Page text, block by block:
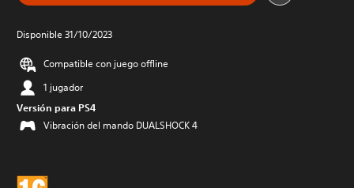
Disponible 31/10/2023
Compatible con juego offline
1 jugador
Versión para PS4
Vibración del mando DUALSHOCK 4